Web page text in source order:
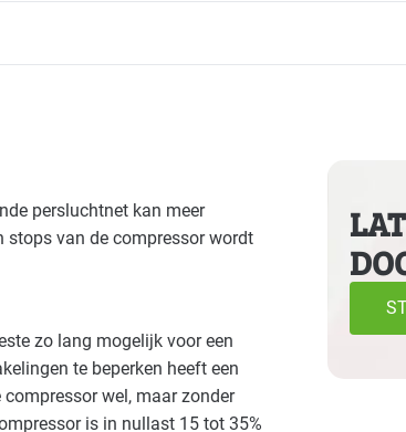
- garage en handel
industrie Basis
- metalektro Basis
persluchtnet kan meer
stops van de compressor wordt
zo lang mogelijk voor een
te beperken heeft een
wel, maar zonder
is in nullast 15 tot 35%